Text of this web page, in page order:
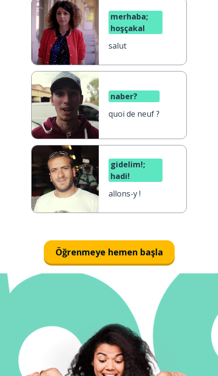
merhaba;
hoşçakal
salut
naber?
quoi de neuf ?
gidelim!;
hadi!
allons-y !
Öğrenmeye hemen başla